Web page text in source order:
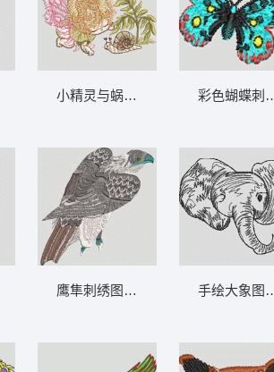
叶间 老虎
案 鲤鱼
小精灵与蜗牛共处 蝴蝶 童 小蜗牛
鹰隼刺绣图案 鹰
彩色蝴蝶刺
手绘大象图